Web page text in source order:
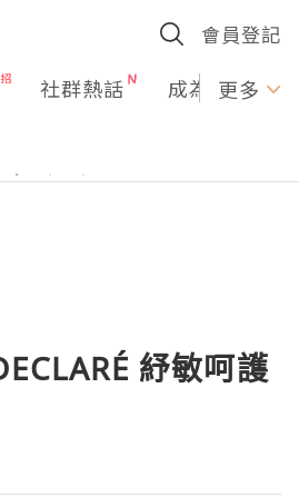
會員登記
社群熱話 成為U更多
紓敏呵護